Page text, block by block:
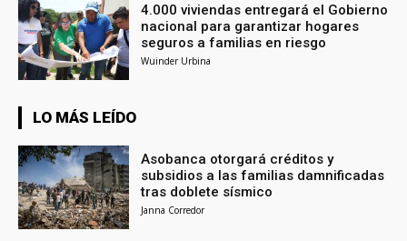
4.000 viviendas entregará el Gobierno
nacional para garantizar hogares
seguros a familias en riesgo
Wuinder Urbina
LO MÁS LEÍDO
Asobanca otorgará créditos y
subsidios a las familias damnificadas
tras doblete sísmico
Janna Corredor